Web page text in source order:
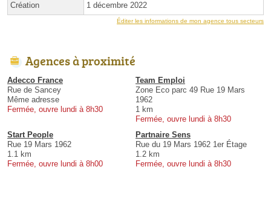
Création 1 décembre 2022
Éditer les informations de mon agence tous secteurs
Agences à proximité
Adecco France
Rue de Sancey
Même adresse
Fermée, ouvre lundi à 8h30
Team Emploi
Zone Eco parc 49 Rue 19 Mars
1962
1 km
Fermée, ouvre lundi à 8h30
Start People
Rue 19 Mars 1962
1.1 km
Fermée, ouvre lundi à 8h00
Partnaire Sens
Rue du 19 Mars 1962 1er Étage
1.2 km
Fermée, ouvre lundi à 8h30